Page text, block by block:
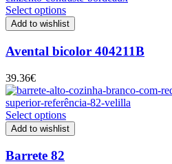
Select options
Add to wishlist
Avental bicolor 404211B
39.36€
Select options
Add to wishlist
Barrete 82